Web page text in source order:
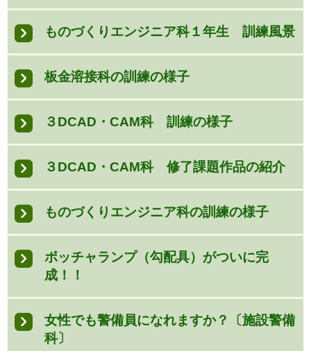
ものづくりエンジニア科１年生 訓練風景
板金溶接科の訓練の様子
３DCAD・CAM科 訓練の様子
３DCAD・CAM科 修了課題作品の紹介
ものづくりエンジニア科の訓練の様子
ボッチャランプ（勾配具）がついに完
成！！
女性でも警備員になれますか？〔施設警備
科〕